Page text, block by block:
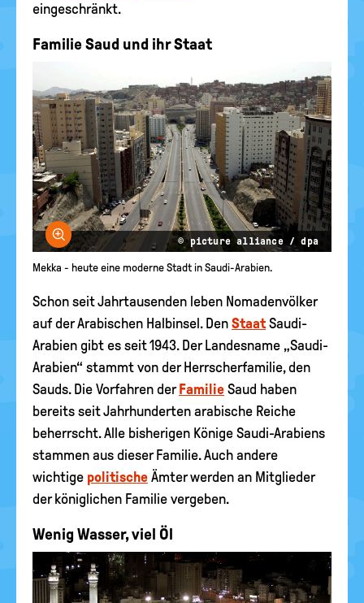
eingeschränkt.
Familie Saud und ihr Staat
Bild vergrößern
© picture alliance / dpa
Mekka - heute eine moderne Stadt in Saudi-Arabien.
Schon seit Jahrtausenden leben Nomadenvölker
auf der Arabischen Halbinsel. Den StaatSaudi-
Arabien gibt es seit 1943. Der Landesname „Saudi-
Arabien“ stammt von der Herrscherfamilie, den
Sauds. Die Vorfahren der Familie Saud haben
bereits seit Jahrhunderten arabische Reiche
beherrscht. Alle bisherigen Könige Saudi-Arabiens
stammen aus dieser Familie. Auch andere
wichtige politische Ämter werden an Mitglieder
der königlichen Familie vergeben.
Wenig Wasser, viel Öl